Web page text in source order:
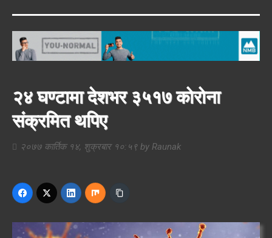
२४ घण्टामा देशभर ३५१७ कोरोना
संक्रमित थपिए
२०७७ कार्तिक १४, शुक्रबार १०:५९ by Raunak